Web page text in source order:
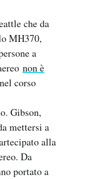
che da
MH370,
a
non è
corso
Gibson,
mettersi a
alla
Da
portato a